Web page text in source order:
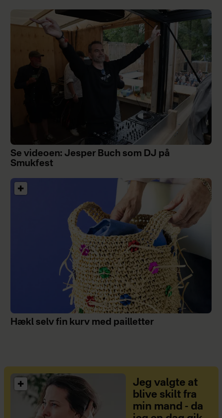
Se videoen: Jesper Buch som DJ på
Smukfest
Hækl selv fin kurv med pailletter
Jeg valgte at
blive skilt fra
min mand - da